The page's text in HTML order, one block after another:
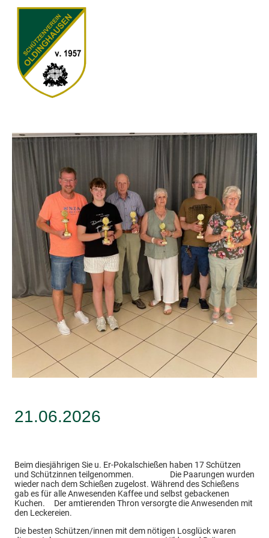
21.06.2026
Beim diesjährigen Sie u. Er-Pokalschießen haben 17 Schützen
und Schützinnen teilgenommen. Die Paarungen wurden
wieder nach dem Schießen zugelost. Während des Schießens
gab es für alle Anwesenden Kaffee und selbst gebackenen
Kuchen. Der amtierenden Thron versorgte die Anwesenden mit
den Leckereien.
Die besten Schützen/innen mit dem nötigen Losglück waren